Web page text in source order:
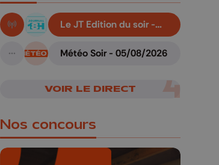
En live!
Le JT Edition du soir -
A suivre
Météo Soir - 05/08/2026
VOIR LE DIRECT
Nos concours